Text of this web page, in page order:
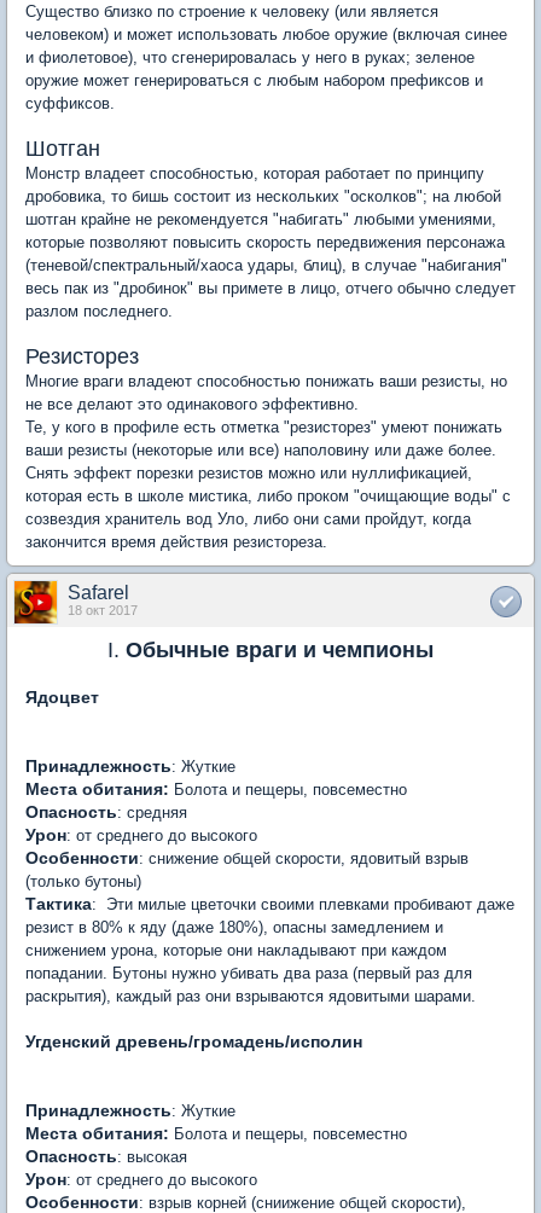
Существо близко по строение к человеку (или является
человеком) и может использовать любое оружие (включая синее
и фиолетовое), что сгенерировалась у него в руках; зеленое
оружие может генерироваться с любым набором префиксов и
суффиксов.
Шотган
Монстр владеет способностью, которая работает по принципу
дробовика, то бишь состоит из нескольких "осколков"; на любой
шотган крайне не рекомендуется "набигать" любыми умениями,
которые позволяют повысить скорость передвижения персонажа
(теневой/спектральный/хаоса удары, блиц), в случае "набигания"
весь пак из "дробинок" вы примете в лицо, отчего обычно следует
разлом последнего.
Резисторез
Многие враги владеют способностью понижать ваши резисты, но
не все делают это одинакового эффективно.
Те, у кого в профиле есть отметка "резисторез" умеют понижать
ваши резисты (некоторые или все) наполовину или даже более.
Снять эффект порезки резистов можно или нуллификацией,
которая есть в школе мистика, либо проком "очищающие воды" с
созвездия хранитель вод Уло, либо они сами пройдут, когда
закончится время действия резистореза.
Safarel
18 окт 2017
I. Обычные враги и чемпионы
Ядоцвет
Принадлежность: Жуткие
Места обитания: Болота и пещеры, повсеместно
Опасность: средняя
Урон: от среднего до высокого
Особенности: снижение общей скорости, ядовитый взрыв
(только бутоны)
Тактика: Эти милые цветочки своими плевками пробивают даже
резист в 80% к яду (даже 180%), опасны замедлением и
снижением урона, которые они накладывают при каждом
попадании. Бутоны нужно убивать два раза (первый раз для
раскрытия), каждый раз они взрываются ядовитыми шарами.
Угденский древень/громадень/исполин
Принадлежность: Жуткие
Места обитания: Болота и пещеры, повсеместно
Опасность: высокая
Урон: от среднего до высокого
Особенности: взрыв корней (сниижение общей скорости),